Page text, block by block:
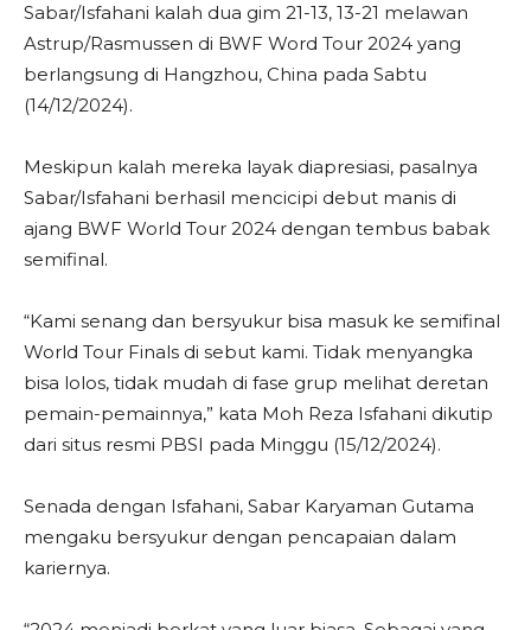
Sabar/Isfahani kalah dua gim 21-13, 13-21 melawan
Astrup/Rasmussen di BWF Word Tour 2024 yang
berlangsung di Hangzhou, China pada Sabtu
(14/12/2024).
Meskipun kalah mereka layak diapresiasi, pasalnya
Sabar/Isfahani berhasil mencicipi debut manis di
ajang BWF World Tour 2024 dengan tembus babak
semifinal.
“Kami senang dan bersyukur bisa masuk ke semifinal
World Tour Finals di sebut kami. Tidak menyangka
bisa lolos, tidak mudah di fase grup melihat deretan
pemain-pemainnya,” kata Moh Reza Isfahani dikutip
dari situs resmi PBSI pada Minggu (15/12/2024).
Senada dengan Isfahani, Sabar Karyaman Gutama
mengaku bersyukur dengan pencapaian dalam
kariernya.